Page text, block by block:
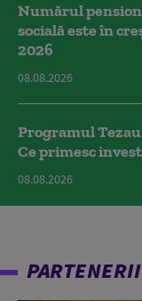
Numărul
socială este în
2026
08.08.2026
Programul
Ce primesc
08.08.2026